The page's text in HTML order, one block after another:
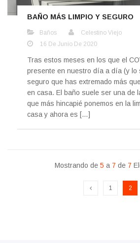
BAÑO MÁS LIMPIO Y SEGURO
Baños
Celestino Viejo
16 De Junio De 2020
Tras estos meses en los que el
presente en nuestro día a día (y lo
seguro que has extremado más
en casa. El baño suele ser una de
que más hincapié ponemos en la
casa y ahora es […]
Mostrando de 5 a 7 de 7
1 2